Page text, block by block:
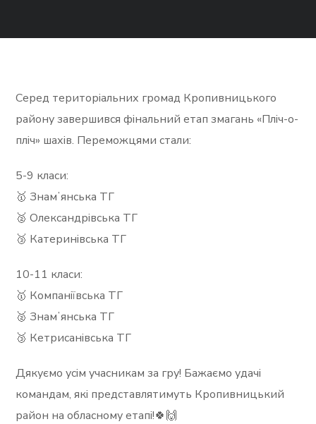
Серед територіальних громад Кропивницького
району завершився фінальний етап змагань «Пліч-о-
пліч» шахів. Переможцями стали:
5-9 класи:
🥇 Знамʼянська ТГ
🥈 Олександрівська ТГ
🥉 Катеринівська ТГ
10-11 класи:
🥇 Компаніївська ТГ
🥈 Знамʼянська ТГ
🥉 Кетрисанівська ТГ
Дякуємо усім учасникам за гру! Бажаємо удачі
командам, які представлятимуть Кропивницький
район на обласному етапі!🍀🙌